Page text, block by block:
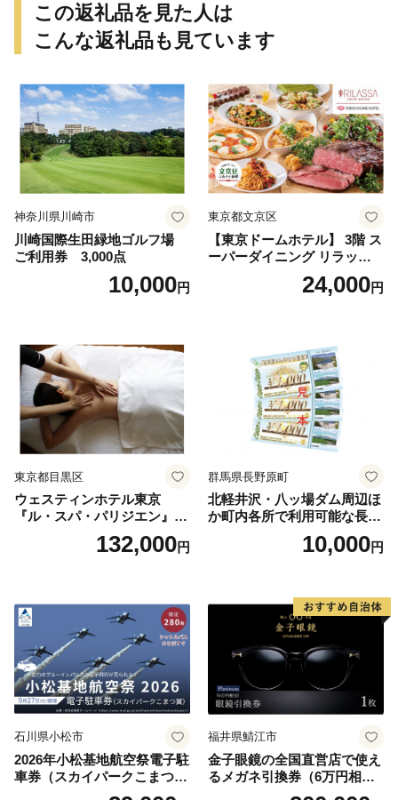
この返礼品を見た人は
こんな返礼品も見ています
神奈川県川崎市
川崎国際生田緑地ゴルフ場
ご利用券 3,000点
10,000円
東京都文京区
【東京ドームホテル】 3階 ス
ーパーダイニング リラッサ
ランチブッフェ お食事券 大
人1名様分 関東 東京 ご利用
24,000円
東京都目黒区
ウェスティンホテル東京
『ル・スパ・パリジエン』選
べるボディセラピー90分/1名
132,000円
群馬県長野原町
北軽井沢・八ッ場ダム周辺ほ
か町内各所で利用可能な長野
原町ふるさと感謝券（3,000
円分）【トラベル 観光 旅行
10,000円
石川県小松市
2026年小松基地航空祭電子駐
車券（スカイパークこまつ
翼） 駐車場 シャトルバスの
福井県鯖江市
金子眼鏡の全国直営店で使え
るメガネ引換券（6万円相
当） Platinum